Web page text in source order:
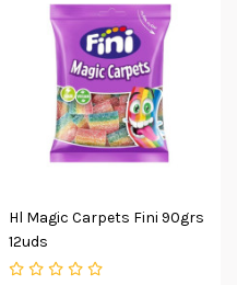
Hl Magic Carpets Fini 90grs
12uds